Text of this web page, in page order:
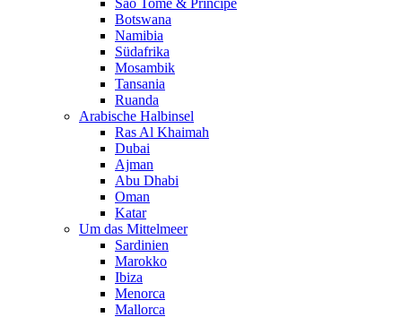
São Tomé & Príncipe
Botswana
Namibia
Südafrika
Mosambik
Tansania
Ruanda
Arabische Halbinsel
Ras Al Khaimah
Dubai
Ajman
Abu Dhabi
Oman
Katar
Um das Mittelmeer
Sardinien
Marokko
Ibiza
Menorca
Mallorca